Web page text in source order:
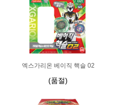
엑스가리온 베이직 핵슬 02
(품절)